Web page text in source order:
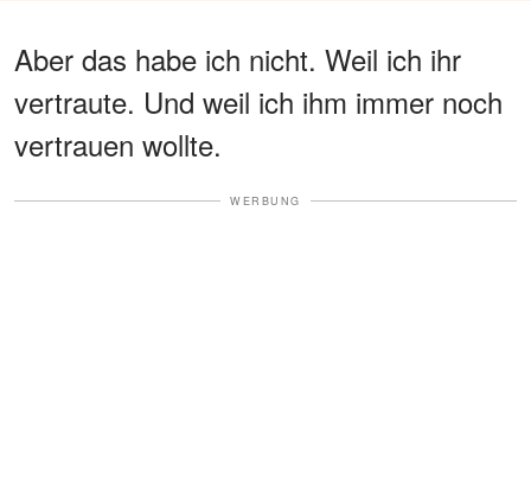
Aber das habe ich nicht. Weil ich ihr
vertraute. Und weil ich ihm immer noch
vertrauen wollte.
WERBUNG